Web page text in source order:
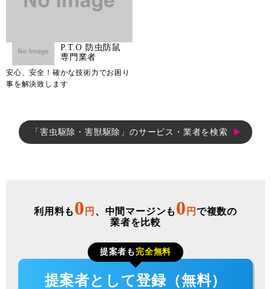
P.T.O 防虫防鼠
専門業者
安心、安全！確かな技術力でお困り
事を解決致します
「害虫駆除・害獣駆除」のサービス・業者を検索
利用料も 0 円 、中間マージンも 0 円 で複数の
業者を比較
提案者も 完全無料
提案者として登録（無料）